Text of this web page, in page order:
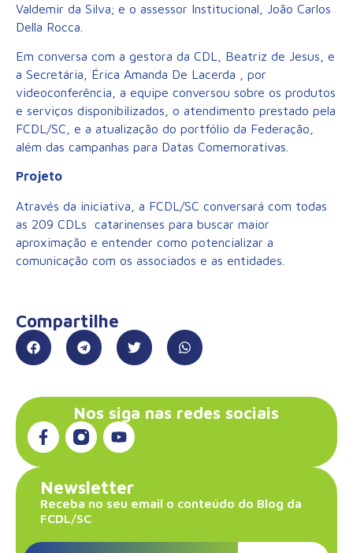
Valdemir da Silva; e o assessor Institucional, João Carlos
Della Rocca.
Em conversa com a gestora da CDL, Beatriz de Jesus, e
a Secretária, Érica Amanda De Lacerda , por
videoconferência, a equipe conversou sobre os produtos
e serviços disponibilizados, o atendimento prestado pela
FCDL/SC, e a atualização do portfólio da Federação,
além das campanhas para Datas Comemorativas.
Projeto
Através da iniciativa, a FCDL/SC conversará com todas
as 209 CDLs catarinenses para buscar maior
aproximação e entender como potencializar a
comunicação com os associados e as entidades.
Compartilhe
Nos siga nas redes sociais
Newsletter
Receba no seu email o conteúdo do Blog da
FCDL/SC